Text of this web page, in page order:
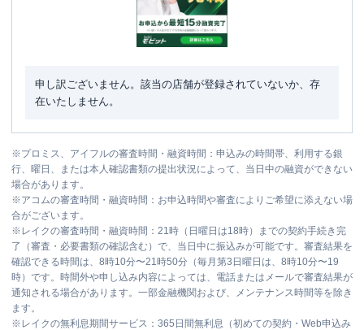
申し訳ございません。該当の店舗が登録されていないか、存
在いたしません。
※プロミス、アイフルの審査時間・融資時間：申込みの時間帯、利用する銀
行、曜日、または本人確認書類の提出状況によって、当日中の融資ができない
場合があります。
※アコムの審査時間・融資時間：お申込時間や審査によりご希望に添えない場
合がございます。
※ レイクの審査時間・融資時間：21時（日曜日は18時）までの契約手続き完
了（審査・必要書類の確認含む）で、当日中に振込みが可能です。審査結果を
確認できる時間は、8時10分〜21時50分（毎月第3日曜日は、8時10分〜19
時）です。時間外や申し込み内容によっては、電話またはメールで審査結果が
通知される場合があります。一部金融機関および、メンテナンス時間等を除き
ます。
※ レイクの無利息期間サービス：365日間無利息（初めての契約・Web申込み